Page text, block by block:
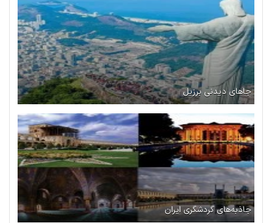
جاهای دیدنی برزیل
جاذبه‌های گردشگری ایران